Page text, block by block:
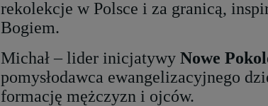
rekolekcje w Polsce i za granicą,
Bogiem.
Michał – lider inicjatywy Nowe
pomysłodawca ewangelizacyjnego
formację mężczyzn i ojców.